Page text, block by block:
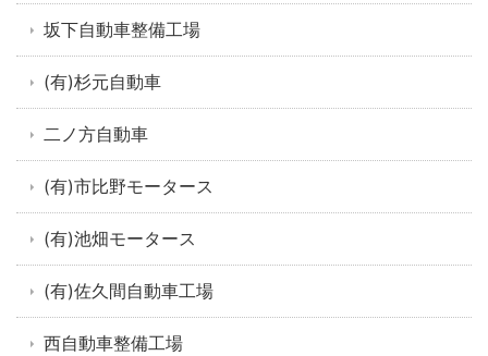
坂下自動車整備工場
(有)杉元自動車
二ノ方自動車
(有)市比野モータース
(有)池畑モータース
(有)佐久間自動車工場
西自動車整備工場